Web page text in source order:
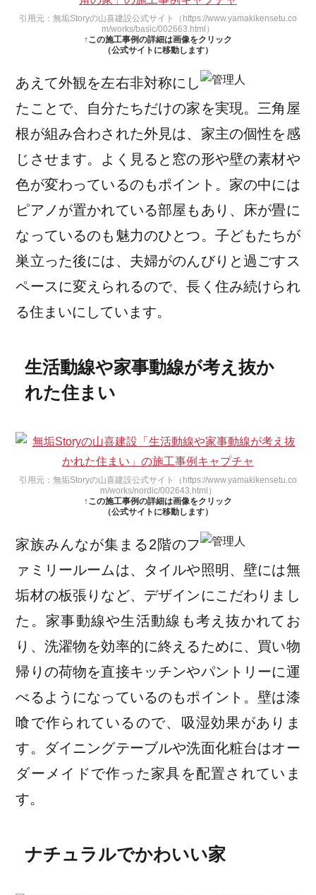
引用元：無垢Storyの山喜建設公式サイト（https://www.yamakikensetu.co
m/works/basic/002663.html）
↑この施工事例の詳細は画像をクリック
（公式サイトに移動します）
あえて外観を左右非対称にし
たことで、自分たちだけの家を実現。三角屋
根が組み合わされた外見は、家主の個性を感
じさせます。よく見ると窓の形や壁の素材や
色が変わっているのもポイント。家の中には
ピアノが置かれている部屋もあり、床が畳に
なっているのも魅力のひとつ。子どもたちが
巣立った後には、夫婦がのんびりと過ごすス
ペースに変えられるので、長く住み続けられ
る住まいにしています。
生活動線や家事動線が考え抜か
れた住まい
引用元：無垢Storyの山喜建設公式サイト（https://www.yamakikensetu.co
m/works/nordic/002643.html）
↑この施工事例の詳細は画像をクリック
（公式サイトに移動します）
家族みんなが集まる2階のフ
ァミリールームは、タイルや照明、壁には無
垢材の板張りなど、デザインにこだわりまし
た。家事動線や生活動線も考え抜かれてお
り、洗濯物を効率的に終えるために、買い物
帰りの荷物を直接キッチンやパントリーに運
べるようになっているのもポイント。壁は漆
喰で作られているので、吸湿効果がありま
す。ダイニングテーブルや洗面化粧台はオー
ダーメイドで作った家具を配置されていま
す。
ナチュラルでかわいい家